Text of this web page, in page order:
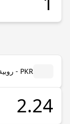
PKR - روبية باكستاني